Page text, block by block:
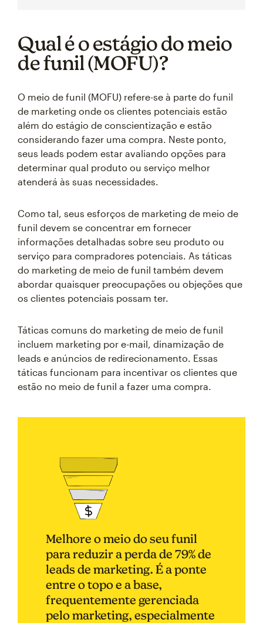
Qual é o estágio do meio
de funil (MOFU)?
O meio de funil (MOFU) refere-se à parte do funil
de marketing onde os clientes potenciais estão
além do estágio de conscientização e estão
considerando fazer uma compra. Neste ponto,
seus leads podem estar avaliando opções para
determinar qual produto ou serviço melhor
atenderá às suas necessidades.
Como tal, seus esforços de marketing de meio de
funil devem se concentrar em fornecer
informações detalhadas sobre seu produto ou
serviço para compradores potenciais. As táticas
do marketing de meio de funil também devem
abordar quaisquer preocupações ou objeções que
os clientes potenciais possam ter.
Táticas comuns do marketing de meio de funil
incluem marketing por e-mail, dinamização de
leads e anúncios de redirecionamento. Essas
táticas funcionam para incentivar os clientes que
estão no meio de funil a fazer uma compra.
Melhore o meio do seu funil
para reduzir a perda de 79% de
leads de marketing. É a ponte
entre o topo e a base,
frequentemente gerenciada
pelo marketing, especialmente